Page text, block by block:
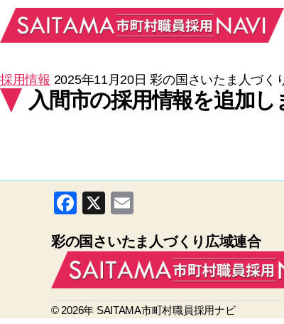
採用情報 2025年11月20日彩の国さいたま人づく
入間市の採用情報を追加し
F
c
e
b
o
X
ail
彩の国さいたま人づくり広域連合
© 2026年 SAITAMA市町村職員採用ナビ